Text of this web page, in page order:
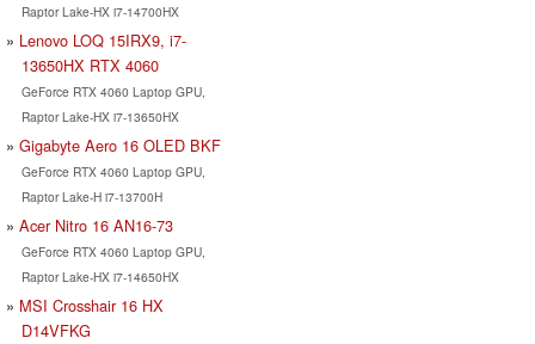
Raptor Lake-HX i7-14700HX
Lenovo LOQ 15IRX9, i7-
13650HX RTX 4060
GeForce RTX 4060 Laptop GPU,
Raptor Lake-HX i7-13650HX
Gigabyte Aero 16 OLED BKF
GeForce RTX 4060 Laptop GPU,
Raptor Lake-H i7-13700H
Acer Nitro 16 AN16-73
GeForce RTX 4060 Laptop GPU,
Raptor Lake-HX i7-14650HX
MSI Crosshair 16 HX
D14VFKG